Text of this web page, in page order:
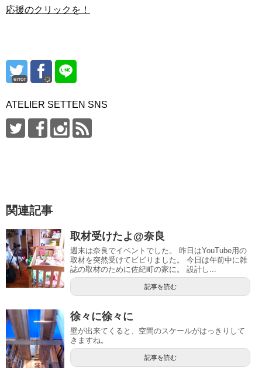
応援のクリックを！
error
ATELIER SETTEN SNS
関連記事
取材受けたよ@奈良
週末は奈良でイベントでした。 昨日はYouTube用の
取材を突然受けてビビりました。 今日は午前中に雑
誌の取材のために佐紀町の家に。 設計し...
記事を読む
徐々に徐々に
壁が出来てくると、空間のスケールがはっきりして
きますね。
記事を読む